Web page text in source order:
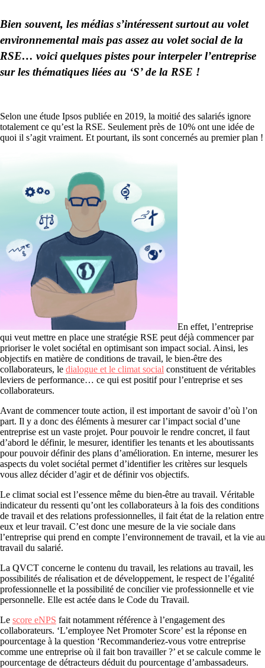
Bien souvent, les médias s’intéressent surtout au volet
environnemental mais pas assez au volet social de la
RSE… voici quelques pistes pour interpeler l’entreprise
sur les thématiques liées au ‘S’ de la RSE !
Selon une étude Ipsos publiée en 2019, la moitié des salariés ignore
totalement ce qu’est la RSE. Seulement près de 10% ont une idée de
quoi il s’agit vraiment. Et pourtant, ils sont concernés au premier plan !
En effet, l’entreprise
qui veut mettre en place une stratégie RSE peut déjà commencer par
prioriser le volet sociétal en optimisant son impact social. Ainsi, les
objectifs en matière de conditions de travail, le bien-être des
collaborateurs, le dialogue et le climat social constituent de véritables
leviers de performance… ce qui est positif pour l’entreprise et ses
collaborateurs.
Avant de commencer toute action, il est important de savoir d’où l’on
part. Il y a donc des éléments à mesurer car l’impact social d’une
entreprise est un vaste projet. Pour pouvoir le rendre concret, il faut
d’abord le définir, le mesurer, identifier les tenants et les aboutissants
pour pouvoir définir des plans d’amélioration. En interne, mesurer les
aspects du volet sociétal permet d’identifier les critères sur lesquels
vous allez décider d’agir et de définir vos objectifs.
Le climat social est l’essence même du bien-être au travail. Véritable
indicateur du ressenti qu’ont les collaborateurs à la fois des conditions
de travail et des relations professionnelles, il fait état de la relation entre
eux et leur travail. C’est donc une mesure de la vie sociale dans
l’entreprise qui prend en compte l’environnement de travail, et la vie au
travail du salarié.
La QVCT concerne le contenu du travail, les relations au travail, les
possibilités de réalisation et de développement, le respect de l’égalité
professionnelle et la possibilité de concilier vie professionnelle et vie
personnelle. Elle est actée dans le Code du Travail.
Le score eNPS fait notamment référence à l’engagement des
collaborateurs. ‘L’employee Net Promoter Score’ est la réponse en
pourcentage à la question ‘Recommanderiez-vous votre entreprise
comme une entreprise où il fait bon travailler ?’ et se calcule comme le
pourcentage de détracteurs déduit du pourcentage d’ambassadeurs.